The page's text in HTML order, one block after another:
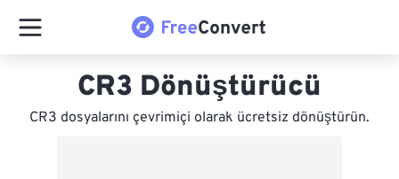
CR3 Dönüştürücü
CR3 dosyalarını çevrimiçi olarak ücretsiz dönüştürün.